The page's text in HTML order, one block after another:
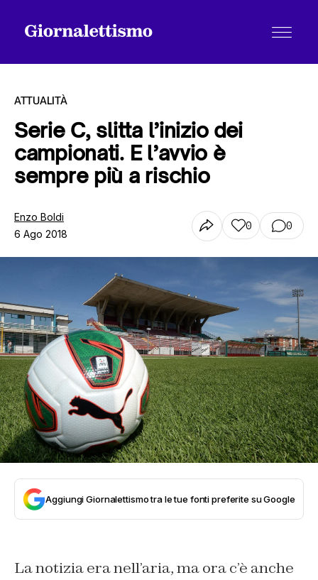
Tutti gli articoli
Chi siamo
ATTUALITÀ
Serie C, slitta l’inizio dei
campionati. E l’avvio è
sempre più a rischio
Enzo Boldi
6 Ago 2018
0 0
Aggiungi Giornalettismo tra le tue fonti preferite su Google
La notizia era nell’aria, ma ora c’è anche